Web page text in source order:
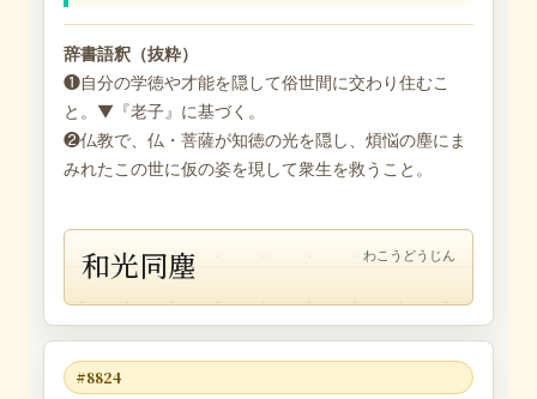
辞書語釈（抜粋）
❶自分の学徳や才能を隠して俗世間に交わり住むこ
と。▼『老子』に基づく。
❷仏教で、仏・菩薩が知徳の光を隠し、煩悩の塵にま
みれたこの世に仮の姿を現して衆生を救うこと。
和光同塵 わこうどうじん
#8824